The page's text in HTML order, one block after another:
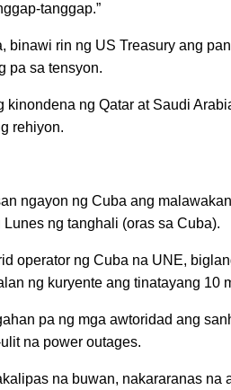
tanggap.”
binawi rin ng US Treasury ang
pa sa tensyon.
kinondena ng Qatar at Saudi
rehiyon.
ngayon ng Cuba ang
Lunes ng tanghali (oras sa Cuba).
operator ng Cuba na UNE,
ng kuryente ang tinatayang 10
pa ng mga awtoridad ang
na power outages.
na buwan, nakararanas na